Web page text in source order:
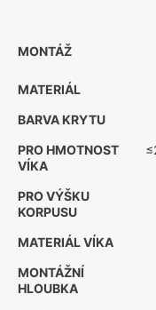
MONTÁŽ
MATERIÁL
BARVA KRYTU
PRO HMOTNOST
VÍKA
PRO VÝŠKU
KORPUSU
MATERIÁL VÍKA
MONTÁŽNÍ
HLOUBKA